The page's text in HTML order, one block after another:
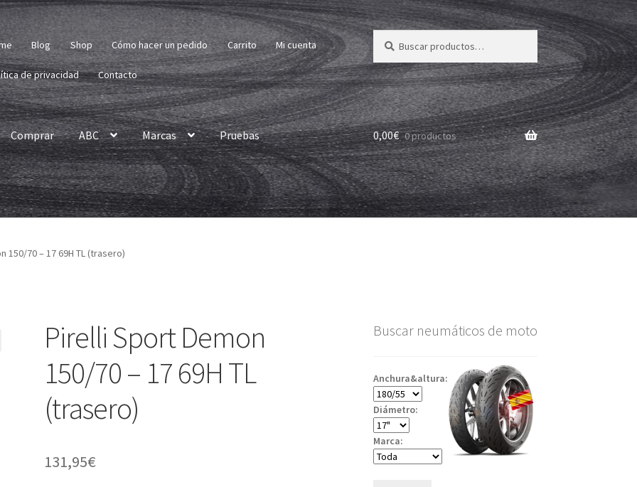
Blog Shop Cómo hacer un pedido Carrito Mi cuenta
de privacidad Contacto
Buscar
por:
Buscar
Comprar ABC Marcas Pruebas 0,00€ 0 productos
150/70 – 17 69H TL (trasero)
Pirelli Sport Demon
150/70 – 17 69H TL
(trasero)
131,95€
Buscar neumáticos de moto
Anchura&altura:
Diámetro:
Marca: